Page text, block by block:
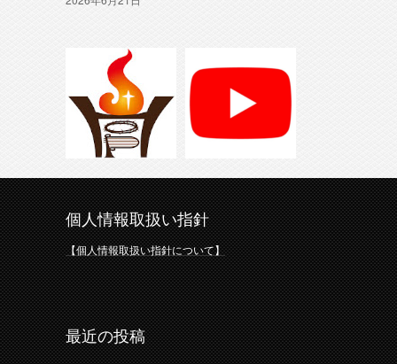
個人情報取扱い指針
【個人情報取扱い指針について】
最近の投稿